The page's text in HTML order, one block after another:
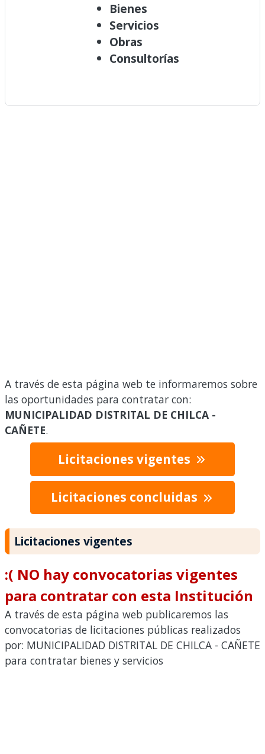
Bienes
Servicios
Obras
Consultorías
A través de esta página web te informaremos sobre
las oportunidades para contratar con:
MUNICIPALIDAD DISTRITAL DE CHILCA -
CAÑETE.
Licitaciones vigentes
Licitaciones concluidas
Licitaciones vigentes
:( NO hay convocatorias vigentes
para contratar con esta Institución
A través de esta página web publicaremos las
convocatorias de licitaciones públicas realizados
por: MUNICIPALIDAD DISTRITAL DE CHILCA - CAÑETE
para contratar bienes y servicios